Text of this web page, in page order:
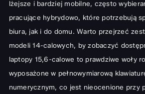
lżejsze i bardziej mobilne, często
pracujące hybrydowo, które potrzebują
biura, jak i do domu. Warto przejrzeć
modeli 14-calowych, by zobaczyć
laptopy 15,6-calowe to prawdziwe woły
wyposażone w pełnowymiarową
numerycznym, co jest nieocenione przy